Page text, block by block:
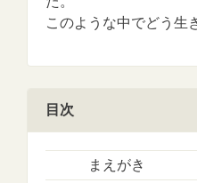
このような中でどう生
目次
まえがき